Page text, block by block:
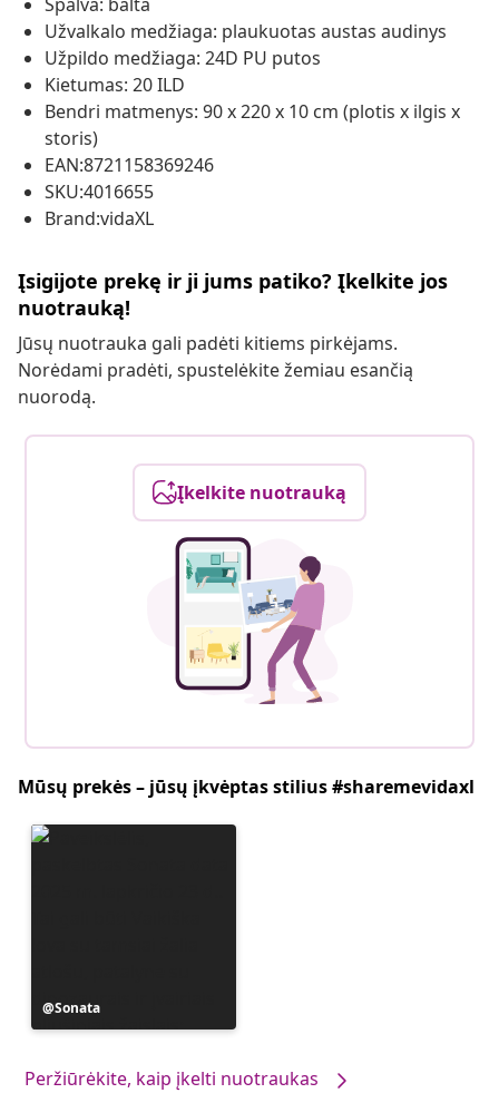
Užvalkalo medžiaga: plaukuotas austas audinys
Užpildo medžiaga: 24D PU putos
Kietumas: 20 ILD
Bendri matmenys: 90 x 220 x 10 cm (plotis x ilgis x
storis)
EAN:8721158369246
SKU:4016655
Brand:vidaXL
Įsigijote prekę ir ji jums patiko? Įkelkite jos
nuotrauką!
Jūsų nuotrauka gali padėti kitiems pirkėjams.
Norėdami pradėti, spustelėkite žemiau esančią
nuorodą.
Įkelkite nuotrauką
Mūsų prekės – jūsų įkvėptas stilius #sharemevidaxl
Įrašą
paskelbė
Sonata
Peržiūrėkite, kaip įkelti nuotraukas